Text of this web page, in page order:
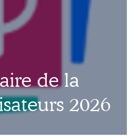
de la
2026